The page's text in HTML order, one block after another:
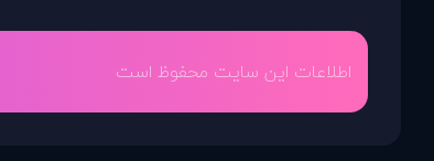
اطلاعات این سایت محفوظ است